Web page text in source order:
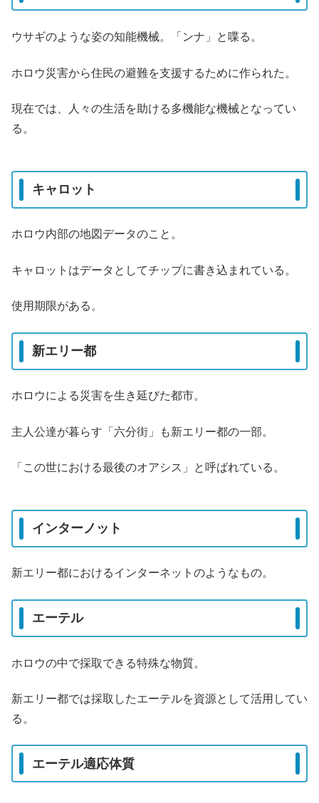
ウサギのような姿の知能機械。「ンナ」と喋る。
ホロウ災害から住民の避難を支援するために作られた。
現在では、人々の生活を助ける多機能な機械となってい
る。
キャロット
ホロウ内部の地図データのこと。
キャロットはデータとしてチップに書き込まれている。
使用期限がある。
新エリー都
ホロウによる災害を生き延びた都市。
主人公達が暮らす「六分街」も新エリー都の一部。
「この世における最後のオアシス」と呼ばれている。
インターノット
新エリー都におけるインターネットのようなもの。
エーテル
ホロウの中で採取できる特殊な物質。
新エリー都では採取したエーテルを資源として活用してい
る。
エーテル適応体質